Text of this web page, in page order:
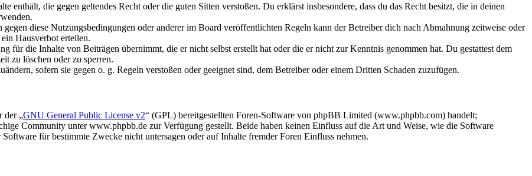
enthält, die gegen geltendes Recht oder die guten Sitten verstoßen. Du erklärst insbesondere, dass du das Recht besitzt, die in deinen
diese Nutzungsbedingungen oder anderer im Board veröffentlichten Regeln kann der Betreiber dich nach Abmahnung zeitweise oder
Hausverbot erteilen.
für die Inhalte von Beiträgen übernimmt, die er nicht selbst erstellt hat oder die er nicht zur Kenntnis genommen hat. Du gestattest dem
zu löschen oder zu sperren.
sofern sie gegen o. g. Regeln verstoßen oder geeignet sind, dem Betreiber oder einem Dritten Schaden zuzufügen.
der „GNU General Public License v2“ (GPL) bereitgestellten Foren-Software von phpBB Limited (www.phpbb.com) handelt;
Community unter www.phpbb.de zur Verfügung gestellt. Beide haben keinen Einfluss auf die Art und Weise, wie die Software
für bestimmte Zwecke nicht untersagen oder auf Inhalte fremder Foren Einfluss nehmen.